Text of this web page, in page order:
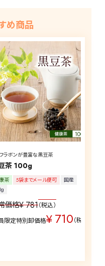
め商品
ラボンが豊富な黒豆茶
茶 100g
茶 5袋までメール便可
国産
価格¥ 781 税込
限定特別卸価格¥710 税込